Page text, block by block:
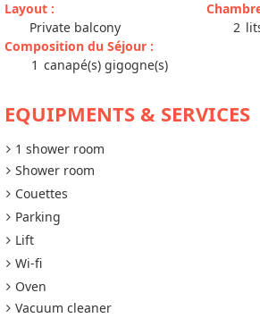
Layout :
Private balcony
Composition du Séjour :
1 canapé(s) gigogne(s)
2
EQUIPMENTS & SERVICES
1 shower room
Shower room
Couettes
Parking
Lift
Wi-fi
Oven
Vacuum cleaner